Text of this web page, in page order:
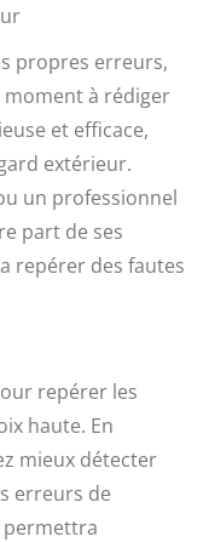
propres erreurs,
à rédiger
et efficace,
extérieur.
un professionnel
part de ses
repérer des fautes
repérer les
haute. En
mieux détecter
erreurs de
permettra